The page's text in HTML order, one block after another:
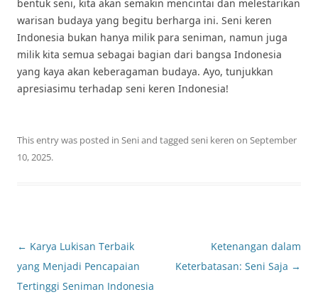
bentuk seni, kita akan semakin mencintai dan melestarikan
warisan budaya yang begitu berharga ini. Seni keren
Indonesia bukan hanya milik para seniman, namun juga
milik kita semua sebagai bagian dari bangsa Indonesia
yang kaya akan keberagaman budaya. Ayo, tunjukkan
apresiasimu terhadap seni keren Indonesia!
This entry was posted in Seniand tagged seni keren on September
10, 2025.
Post
navigation
← Karya Lukisan Terbaik
yang Menjadi Pencapaian
Tertinggi Seniman Indonesia
Ketenangan dalam
Keterbatasan: Seni Saja →